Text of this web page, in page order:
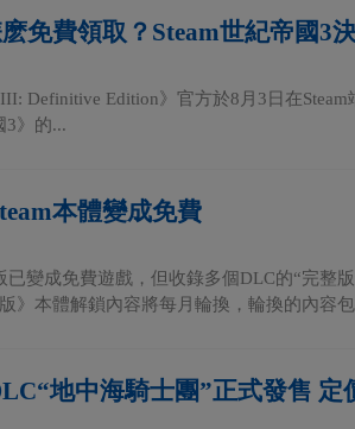
免費領取？Steam世紀帝國3
Definitive Edition》官方於8月3日在
3》的...
本體變成免費
已變成免費遊戲，但收錄多個DLC的“完整
》本體解鎖內容將每月輪換，輪換的內容
地中海騎士團”正式發售 定